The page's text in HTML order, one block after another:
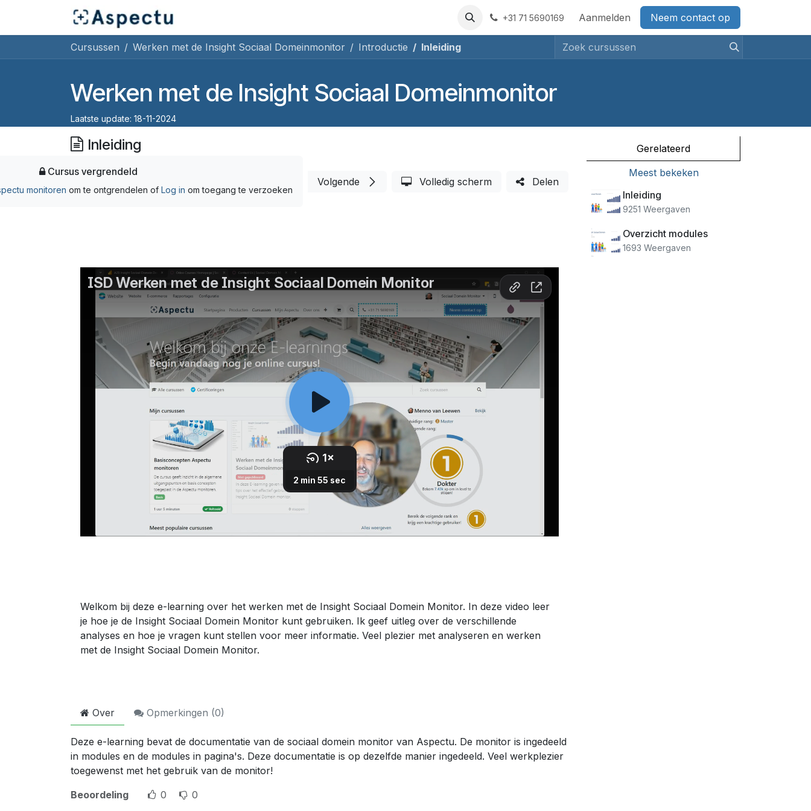
Overslaan naar inhoud
Sociaal Domein Monitor Contact
+31 71 5690169 Aanmelden Neem contact op
Cursussen Werken met de Insight Sociaal Domeinmonitor Introductie Inleiding
Werken met de Insight Sociaal Domeinmonitor
Laatste update: 18-11-2024
Gerelateerd
Meest bekeken
Inleiding
9251 Weergaven
Overzicht modules
1693 Weergaven
Inleiding
Cursus vergrendeld
monitoren om te ontgrendelen of Log in om toegang te verzoeken
Volgende Volledig scherm Delen
Welkom bij deze e-learning over het werken met de Insight Sociaal Domein Monitor. In deze video leer
je hoe je de Insight Sociaal Domein Monitor kunt gebruiken. Ik geef uitleg over de verschillende
analyses en hoe je vragen kunt stellen voor meer informatie. Veel plezier met analyseren en werken
met de Insight Sociaal Domein Monitor.
Over Opmerkingen (0)
Deze e-learning bevat de documentatie van de sociaal domein monitor van Aspectu. De monitor is ingedeeld
in modules en de modules in pagina's. Deze documentatie is op dezelfde manier ingedeeld. Veel werkplezier
toegewenst met het gebruik van de monitor!
Beoordeling
0 0